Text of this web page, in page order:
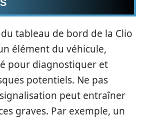
tableau de bord de la Clio
élément du véhicule,
pour diagnostiquer et
potentiels. Ne pas
peut entraîner
graves. Par exemple, un